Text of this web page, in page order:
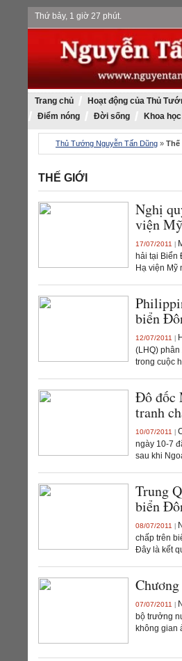
Thứ bảy, 1 giờ 27 phút.
Trang chủ Hoạt động của Thủ
Điểm nóng
Đời sống Khoa học
Thủ Tướng Nguyễn Tấn Dũng »
THẾ GIỚI
Nghị
viện Mỹ
17/07/2011
hải tại Biển
Hạ viện Mỹ
biển
12/07/2011
(LHQ)
trong cuộc
Đô đốc
tranh
10/07/2011
ngày 10-7
sau khi
Trung
biển
08/07/2011
chấp trên
Đây là kết
07/07/2011
bộ trưởng
không gian